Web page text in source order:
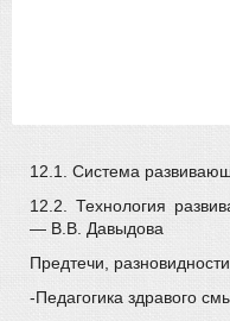
12.1. Система
12.2. Технология
— В.В. Давыдова
Предтечи,
-Педагогика здравого